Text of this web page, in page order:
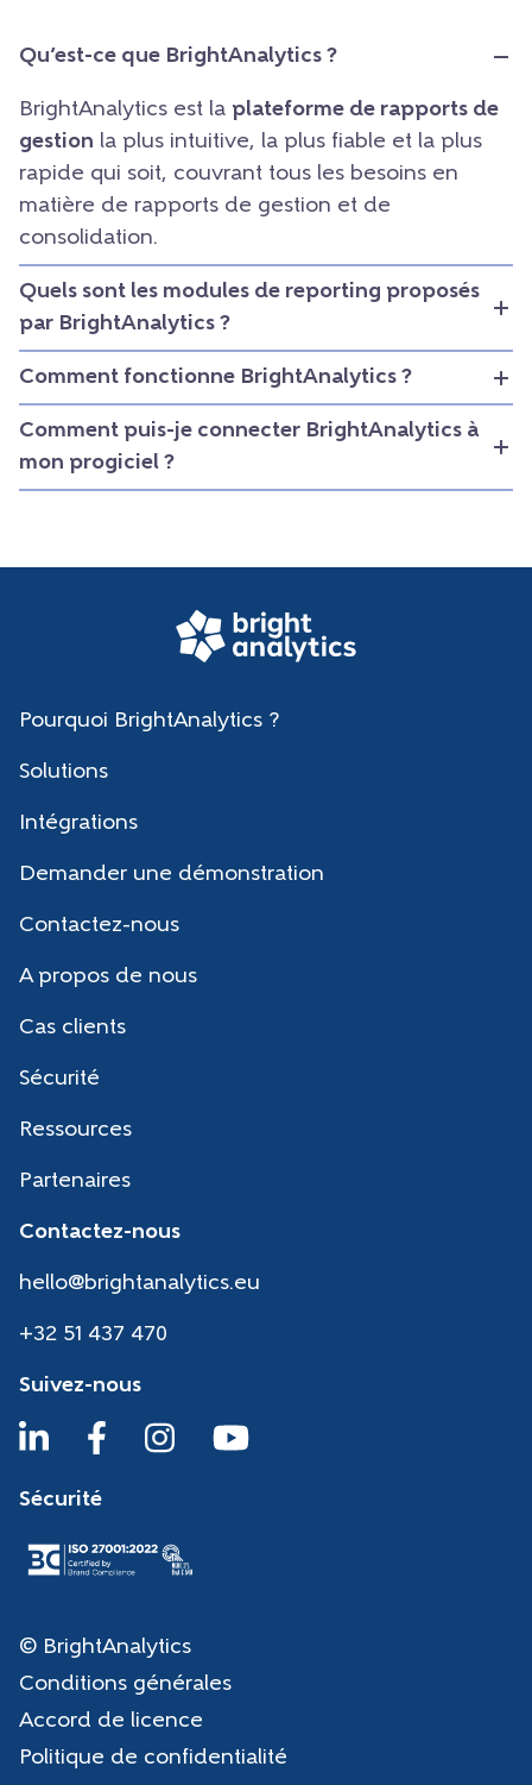
Qu’est-ce que BrightAnalytics ?
BrightAnalytics est la plateforme de rapports de
gestion la plus intuitive, la plus fiable et la plus
rapide qui soit, couvrant tous les besoins en
matière de rapports de gestion et de
consolidation.
Quels sont les modules de reporting proposés
par BrightAnalytics ?
Comment fonctionne BrightAnalytics ?
Comment puis-je connecter BrightAnalytics à
mon progiciel ?
Pourquoi BrightAnalytics ?
Solutions
Intégrations
Demander une démonstration
Contactez-nous
A propos de nous
Cas clients
Sécurité
Ressources
Partenaires
Contactez-nous
hello@brightanalytics.eu
+32 51 437 470
Suivez-nous
Sécurité
© BrightAnalytics
Conditions générales
Accord de licence
Politique de confidentialité